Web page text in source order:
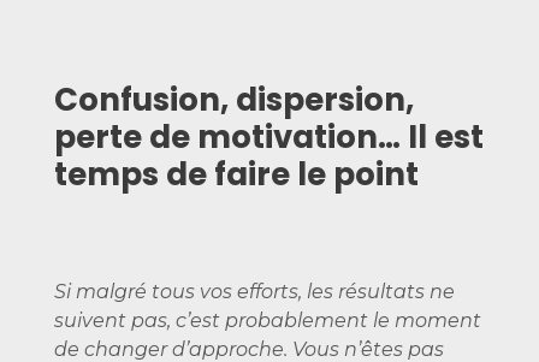
Confusion, dispersion,
perte de motivation… Il est
temps de faire le point
Si malgré tous vos efforts, les résultats ne
suivent pas, c’est probablement le moment
de changer d’approche. Vous n’êtes pas